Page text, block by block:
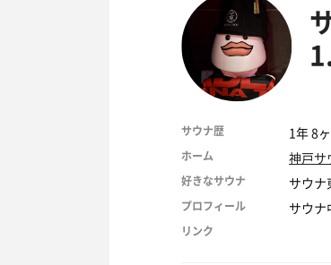
サウナ歴 1年 8
ホーム 神戸サ
好きなサウナ サウナ
プロフィール サウナ
リンク